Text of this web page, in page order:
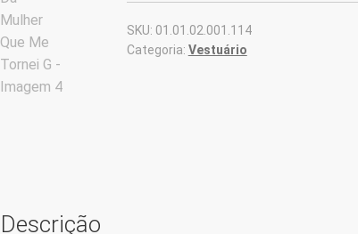
SKU: 01.01.02.001.114
Categoria: Vestuário
Descrição